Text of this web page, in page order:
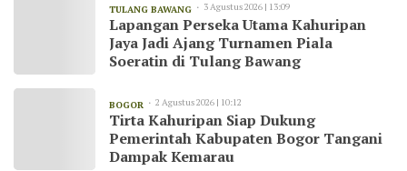
TULANG BAWANG 3 Agustus 2026 | 13:09
Lapangan Perseka Utama Kahuripan
Jaya Jadi Ajang Turnamen Piala
Soeratin di Tulang Bawang
BOGOR 2 Agustus 2026 | 10:12
Tirta Kahuripan Siap Dukung
Pemerintah Kabupaten Bogor Tangani
Dampak Kemarau